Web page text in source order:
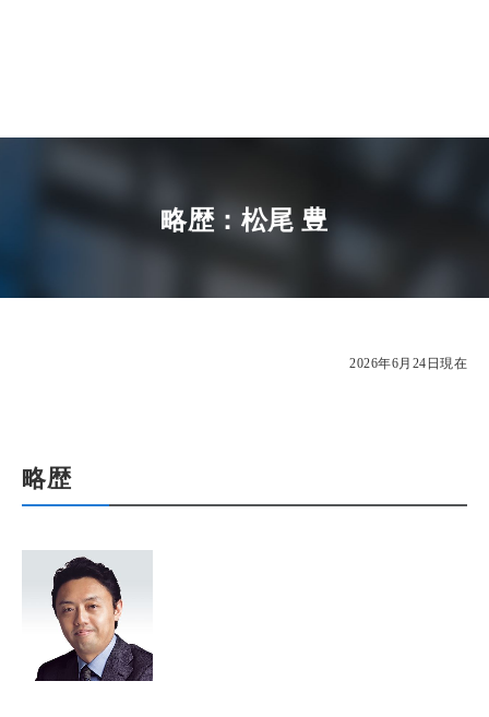
略歴：松尾 豊
2026年6月24日現在
略歴